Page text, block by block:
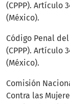
(CPPP). Artículo
(México).
Código Penal
(CPPP). Artículo
(México).
Comisión
Contra las